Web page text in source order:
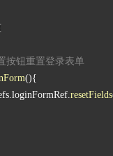
按钮重置登录表单
(
. loginFormRef. resetFields